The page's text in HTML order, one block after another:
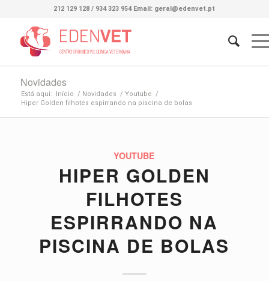
212 129 128 / 934 323 954 Email: geral@edenvet.pt
Novidades
Está aqui: Início / Novidades / Youtube /
Hiper Golden filhotes espirrando na piscina de bolas
YOUTUBE
HIPER GOLDEN
FILHOTES
ESPIRRANDO NA
PISCINA DE BOLAS